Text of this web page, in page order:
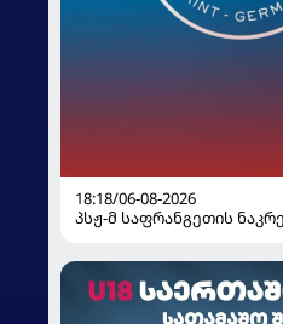
18:18/06-08-2026
პსჟ-მ საფრანგეთის